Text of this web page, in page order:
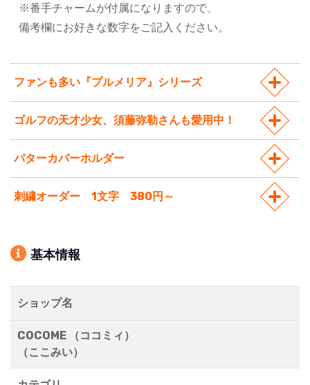
※番手チャームが付属になりますので、
備考欄にお好きな数字をご記入ください。
ファンも多い『プルメリア』シリーズ
ゴルフの天才少女、須藤弥勒さんも愛用中！
パターカバーホルダー
刺繍オーダー 1文字 380円～
基本情報
ショップ名
COCOME （ココミィ）
（ここみい）